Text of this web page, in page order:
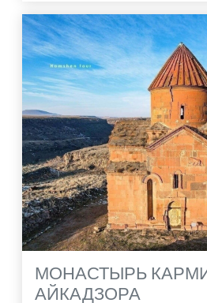
МОНАСТЫРЬ
АЙКАДЗОРА